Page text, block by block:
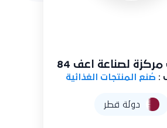
لصناعة اعف 84
: صُنع المنتجات الغذائية
دولة قطر